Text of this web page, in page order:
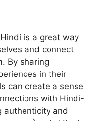
is a great way
and connect
By sharing
in their
can create a sense
with Hindi-
authenticity and